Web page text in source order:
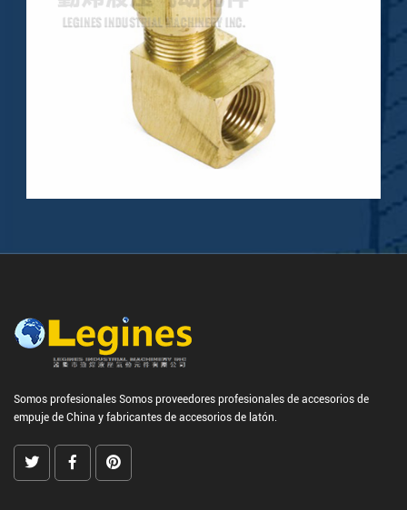
Somos profesionales Somos proveedores profesionales de accesorios de
empuje de China y fabricantes de accesorios de latón.